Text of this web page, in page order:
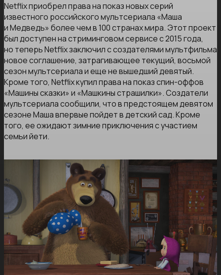
Netflix приобрел права на показ новых серий
известного российского мультсериала «Маша
и Медведь» более чем в 100 странах мира. Этот проект
был доступен на стриминговом сервисе с 2015 года,
но теперь Netflix заключил с создателями мультфильма
новое соглашение, затрагивающее текущий, восьмой
сезон мультсериала и еще не вышедший девятый.
Кроме того, Netflix купил права на показ спин-оффов
«Машины сказки» и «Машкины страшилки». Создатели
мультсериала сообщили, что в предстоящем девятом
сезоне Маша впервые пойдет в детский сад. Кроме
того, ее ожидают зимние приключения с участием
семьи йети.